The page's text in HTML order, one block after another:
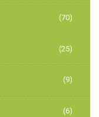
(70)
(25)
(9)
(6)